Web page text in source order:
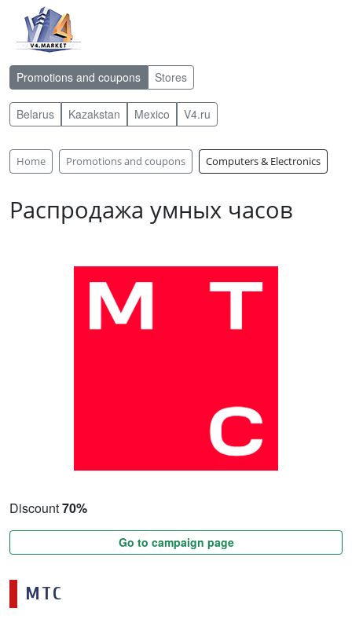
Promotions and coupons Stores
Belarus Kazakstan Mexico V4.ru
Home Promotions and coupons Computers & Electronics
Распродажа умных часов
Discount70%
Go to campaign page
МТС